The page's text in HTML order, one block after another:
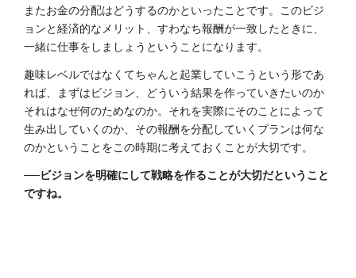
またお金の分配はどうするのかといったことです。このビジ
ョンと経済的なメリット、すわなち報酬が一致したときに、
一緒に仕事をしましょうということになります。
趣味レベルではなくてちゃんと起業していこうという形であ
れば、まずはビジョン、どういう結果を作っていきたいのか
それはなぜ何のためなのか。それを実際にそのことによって
生み出していくのか、その報酬を分配していくプランは何な
のかということをこの時期に考えておくことが大切です。
──ビジョンを明確にして戦略を作ることが大切だということ
ですね。